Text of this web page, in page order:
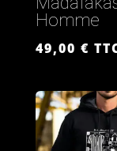
Homme
49,00 €